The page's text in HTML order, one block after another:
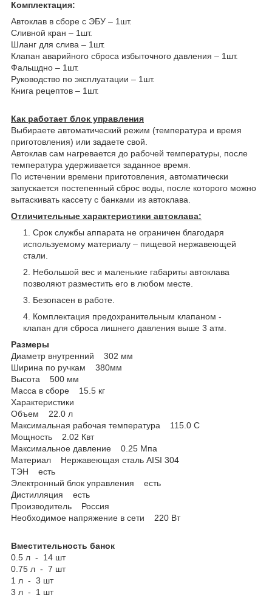
Комплектация:
Автоклав в сборе с ЭБУ – 1шт.
Сливной кран – 1шт.
Шланг для слива – 1шт.
Клапан аварийного сброса избыточного давления – 1шт.
Фальшдно – 1шт.
Руководство по эксплуатации – 1шт.
Книга рецептов – 1шт.
Как работает блок управления
Выбираете автоматический режим (температура и время
приготовления) или задаете свой.
Автоклав сам нагревается до рабочей температуры, после
температура удерживается заданное время.
По истечении времени приготовления, автоматически
запускается постепенный сброс воды, после которого можно
вытаскивать кассету с банками из автоклава.
Отличительные характеристики автоклава:
Срок службы аппарата не ограничен благодаря
используемому материалу – пищевой нержавеющей
стали.
Небольшой вес и маленькие габариты автоклава
позволяют разместить его в любом месте.
Безопасен в работе.
Комплектация предохранительным клапаном -
клапан для сброса лишнего давления выше 3 атм.
Размеры
Диаметр внутренний 302 мм
Ширина по ручкам 380мм
Высота 500 мм
Масса в сборе 15.5 кг
Характеристики
Объем 22.0 л
Максимальная рабочая температура 115.0 С
Мощность 2.02 Квт
Максимальное давление 0.25 Мпа
Материал Нержавеющая сталь AISI 304
ТЭН есть
Электронный блок управления есть
Дистилляция есть
Производитель Россия
Необходимое напряжение в сети 220 Вт
Вместительность банок
0.5 л - 14 шт
0.75 л - 7 шт
1 л - 3 шт
3 л - 1 шт